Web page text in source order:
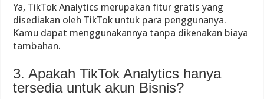
Ya, TikTok Analytics merupakan fitur gratis yang
disediakan oleh TikTok untuk para penggunanya.
Kamu dapat menggunakannya tanpa dikenakan biaya
tambahan.
3. Apakah TikTok Analytics hanya
tersedia untuk akun Bisnis?